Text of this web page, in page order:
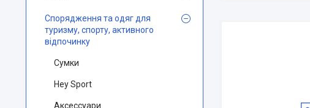
Спорядження та одяг для
туризму, спорту, активного
відпочинку
Сумки
Hey Sport
Аксессуари